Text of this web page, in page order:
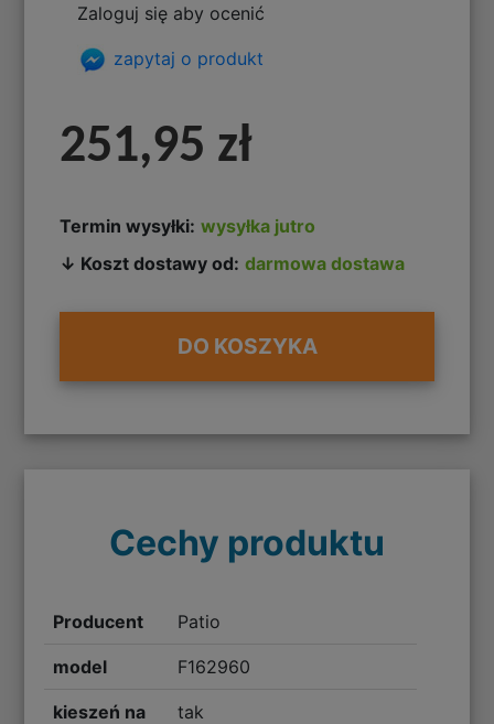
Zaloguj się aby ocenić
zapytaj o produkt
251,95 zł
Termin wysyłki: wysyłka jutro
↓ Koszt dostawy od: darmowa dostawa
DO KOSZYKA
Cechy produktu
Producent Patio
model F162960
kieszeń na
tak